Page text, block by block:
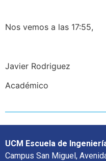
Nos vemos a las 17:55,
Javier Rodriguez
Académico
UCM Escuela de
Campus San Miguel,